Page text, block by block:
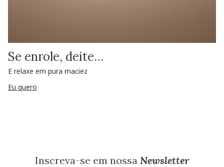
Se enrole, deite…
E relaxe em pura maciez
Eu quero
Inscreva-se em nossa Newsletter